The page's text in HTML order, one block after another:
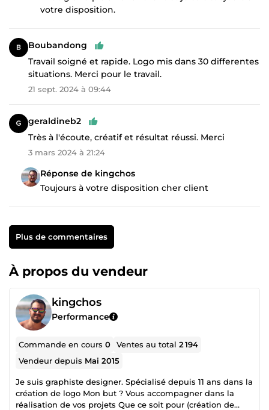
votre disposition.
Boubandong
Travail soigné et rapide. Logo mis dans 30 differentes
situations. Merci pour le travail.
21 sept. 2024 à 09:44
geraldineb2
Très à l'écoute, créatif et résultat réussi. Merci
3 mars 2024 à 21:24
Réponse de kingchos
Toujours à votre disposition cher client
Plus de commentaires
À propos du vendeur
kingchos
Performance
Commande en cours0 Ventes au total2 194
Vendeur depuis Mai 2015
Je suis graphiste designer. Spécialisé depuis 11 ans dans la
création de logo Mon but ? Vous accompagner dans la
réalisation de vos projets Que ce soit pour (création de